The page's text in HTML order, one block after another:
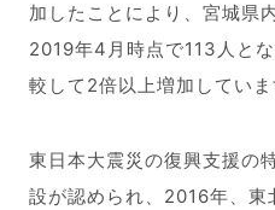
加したことにより、宮城県
2019年4月時点で113人と
較して2倍以上増加していま
東日本大震災の復興支援の
設が認められ、2016年、東